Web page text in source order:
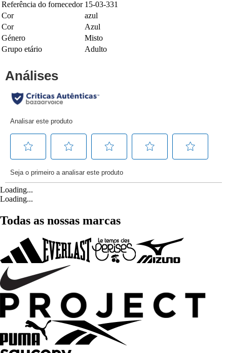
Referência do fornecedor 15-03-331
Cor
azul
Cor
Azul
Género
Misto
Grupo etário
Adulto
Loading...
Loading...
Todas as nossas marcas